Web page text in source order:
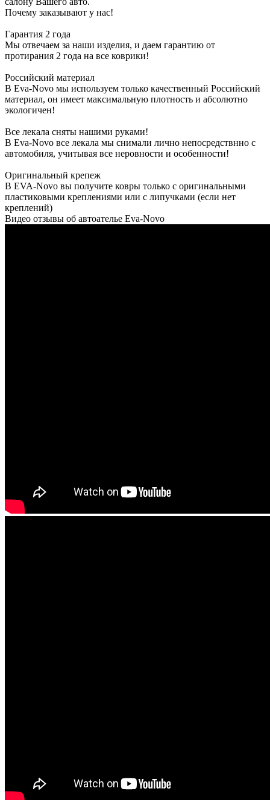
Почему заказывают у нас!
Гарантия 2 года
Мы отвечаем за наши изделия, и даем гарантию от
протирания 2 года на все коврики!
Российский материал
В Eva-Novo мы используем только качественный Российский
материал, он имеет максимальную плотность и абсолютно
экологичен!
Все лекала сняты нашими руками!
В Eva-Novo все лекала мы снимали лично непосредствнно с
автомобиля, учитывая все неровности и особенности!
Оригинальный крепеж
В EVA-Novo вы получите ковры только с оригинальными
пластиковыми креплениями или с липучками (если нет
креплений)
Видео отзывы об автоателье Eva-Novo